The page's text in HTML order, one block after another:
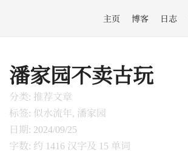
主页 博客 日志
潘家园不卖古玩
分类: 推荐文章
标签: 似水流年, 潘家园
日期: 2024/09/25
字数: 约 1416 汉字及 15 单词